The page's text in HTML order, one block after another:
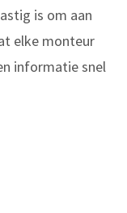
is om aan
elke monteur
informatie snel